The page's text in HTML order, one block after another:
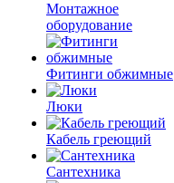
Монтажное
оборудование
Фитинги обжимные
Люки
Кабель греющий
Сантехника